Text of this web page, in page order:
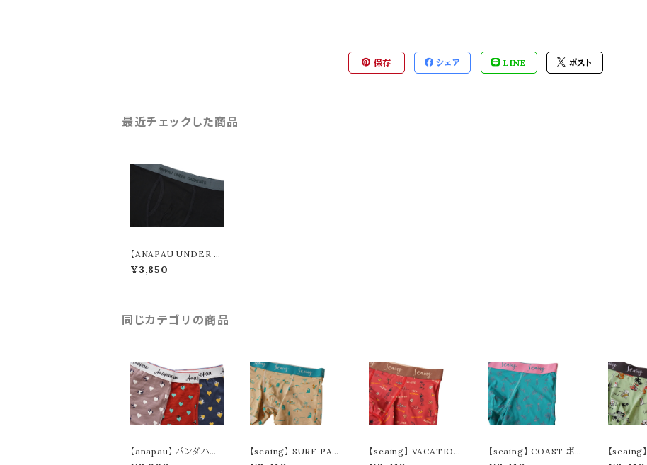
保存 シェア LINE ポスト
最近チェックした商品
【ANAPAU UNDER G
ARMENTS】 OUTLA
ST ボクサーパンツ UG
¥3,850
同じカテゴリの商品
【anapau】 パンダハー
ト ボクサーパンツ P-24
【seaing】 SURF PAR
ADISE ボクサーパンツ
【seaing】 VACATION
ボクサーパンツ S7002
【seaing】 COAST ボク
サーパンツ S7003
【seaing
II ボクサ